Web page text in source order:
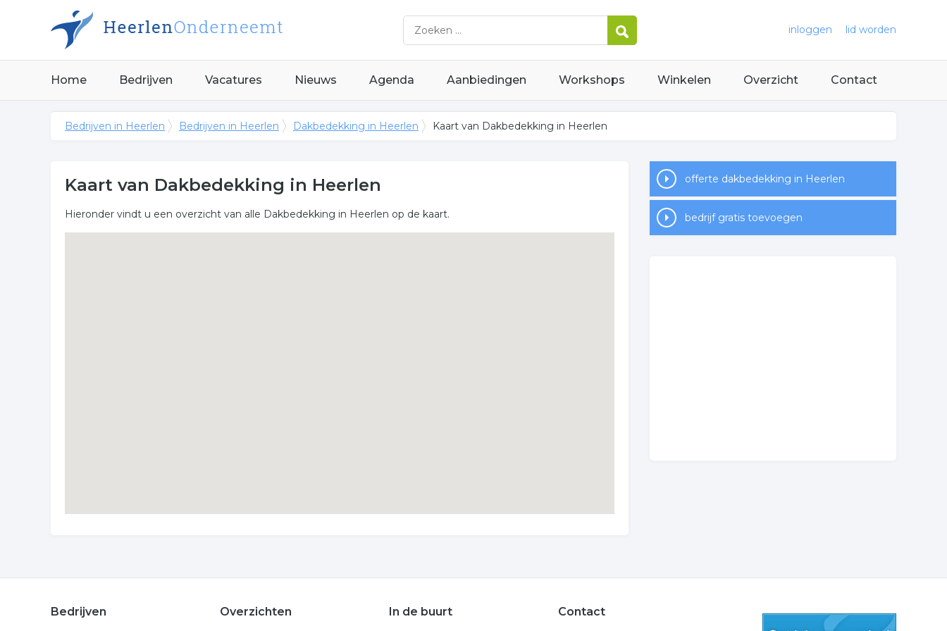
inloggen lid worden
Home Bedrijven Vacatures Nieuws Agenda Aanbiedingen Workshops Winkelen Overzicht Contact
Bedrijven in Heerlen Bedrijven in Heerlen Dakbedekking in Heerlen Kaart van Dakbedekking in Heerlen
Kaart van Dakbedekking in Heerlen
Hieronder vindt u een overzicht van alle Dakbedekking in Heerlen op de kaart.
offerte dakbedekking in Heerlen
bedrijf gratis toevoegen
Bedrijven Overzichten In de buurt Contact